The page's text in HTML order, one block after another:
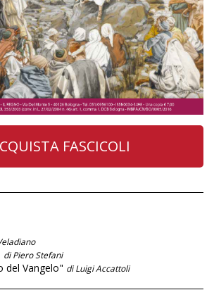
FASCICOLI
di Piero Stefani
del Vangelo" di Luigi Accattoli